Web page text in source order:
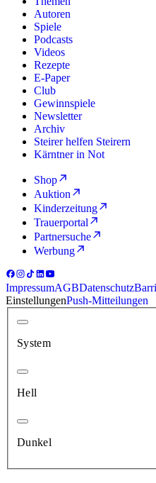
Autoren
Spiele
Podcasts
Videos
Rezepte
E-Paper
Club
Gewinnspiele
Newsletter
Archiv
Steirer helfen Steirern
Kärntner in Not
Shop
Auktion
Kinderzeitung
Trauerportal
Partnersuche
Werbung
ImpressumAGBDatenschutz
EinstellungenPush-Mitteilungen
System
Hell
Dunkel